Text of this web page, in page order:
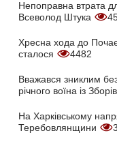
Непоправна втрата
Всеволод Штука
Хресна хода до
сталося
4482
Вважався зниклим
річного воїна із
На Харківському
Теребовлянщини